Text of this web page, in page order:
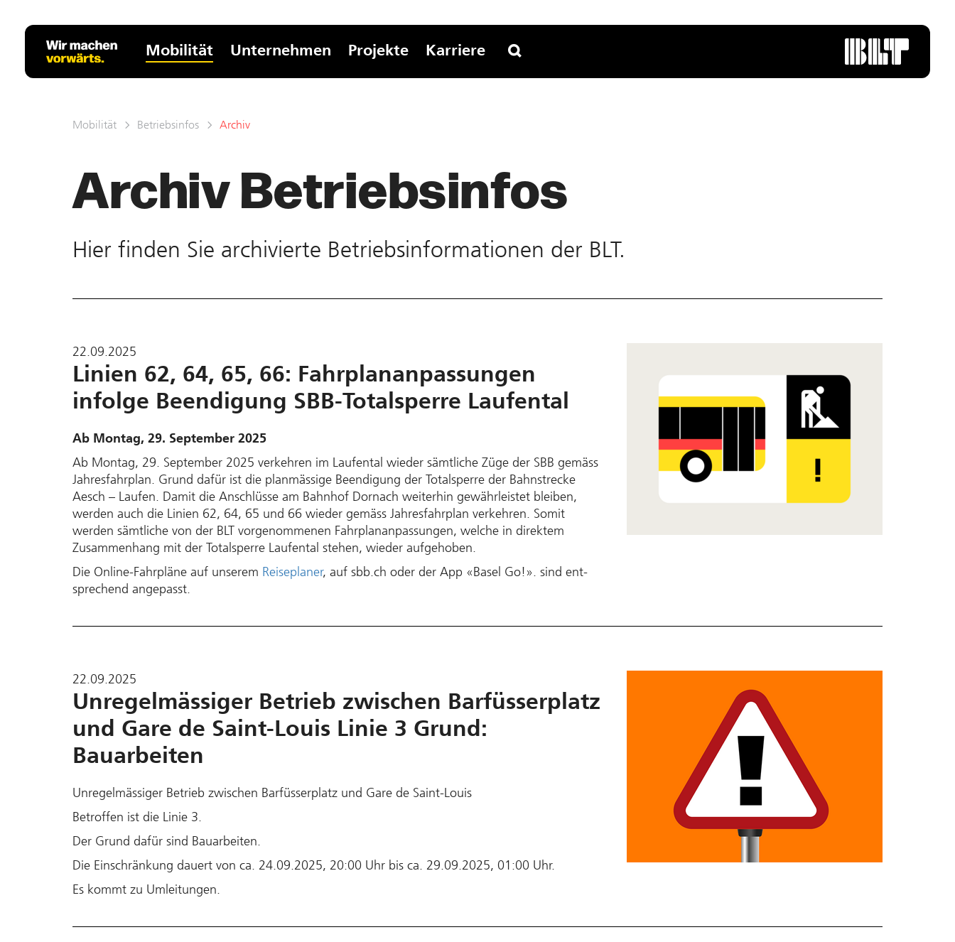
Mobilität Unternehmen Projekte Karriere
Mobilität Betriebsinfos Archiv
Archiv Betriebs­infos
Hier finden Sie ar­chivierte Betriebs­informationen der BLT.
22.09.2025
Linien 62, 64, 65, 66: Fahrplananpassungen
infolge Beendigung SBB-Totalsperre Laufental
Ab Montag, 29. September 2025
Ab Montag, 29. September 2025 verkehren im Laufen­tal wieder sämtliche Züge der SBB ge­mäss
Jahres­fahrplan. Grund dafür ist die plan­mässige Beendigung der Total­sperre der Bahn­strecke
Aesch – Laufen. Damit die An­schlüsse am Bahn­hof Dornach weiter­hin ge­währ­leistet bleiben,
werden auch die Linien 62, 64, 65 und 66 wieder ge­mäss Jahres­fahrplan ver­kehren. Somit
werden sämtliche von der BLT vor­ge­nommenen Fahrplan­an­passungen, wel­che in direktem
Zusammen­hang mit der Total­sperre Laufental stehen, wieder auf­ge­hoben.
Die Online-Fahr­pläne auf unserem Reiseplaner, auf sbb.ch oder der App «Basel Go!». sind ent­
sprechend an­gepasst.
22.09.2025
Unregelmässiger Betrieb zwischen Barfüsserplatz
und Gare de Saint-Louis Linie 3 Grund:
Bauarbeiten
Unregelmässiger Betrieb zwischen Barfüsserplatz und Gare de Saint-Louis
Betroffen ist die Linie 3.
Der Grund dafür sind Bauarbeiten.
Die Einschränkung dauert von ca. 24.09.2025, 20:00 Uhr bis ca. 29.09.2025, 01:00 Uhr.
Es kommt zu Umleitungen.